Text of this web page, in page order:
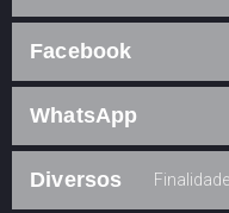
Facebook
WhatsApp
Diversos